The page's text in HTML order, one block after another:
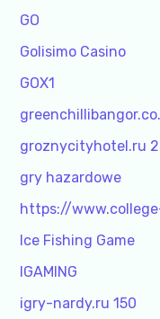
GO
Golisimo Casino
GOX1
groznycityhotel.ru
gry hazardowe
https://
Ice Fishing Game
IGAMING
igry-nardy.ru 150